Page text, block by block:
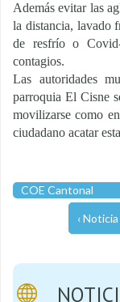
Además evitar las
la distancia, lavado
de resfrío o
contagios.
Las autoridades
parroquia El Cisne
movilizarse como
ciudadano acatar
COE Cantonal
‹